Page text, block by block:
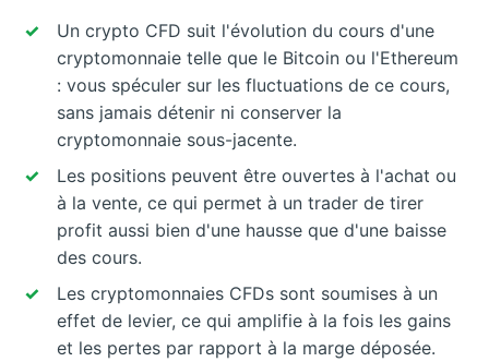
Un crypto CFD suit l'évolution du cours d'une
cryptomonnaie telle que le Bitcoin ou l'Ethereum
: vous spéculer sur les fluctuations de ce cours,
sans jamais détenir ni conserver la
cryptomonnaie sous-jacente.
Les positions peuvent être ouvertes à l'achat ou
à la vente, ce qui permet à un trader de tirer
profit aussi bien d'une hausse que d'une baisse
des cours.
Les cryptomonnaies CFDs sont soumises à un
effet de levier, ce qui amplifie à la fois les gains
et les pertes par rapport à la marge déposée.